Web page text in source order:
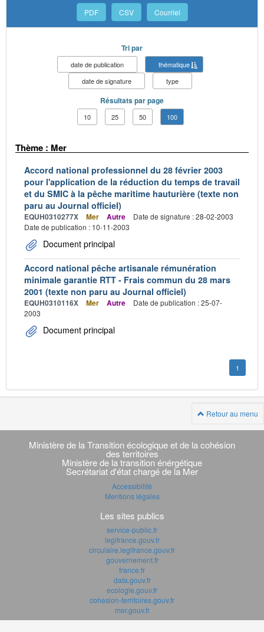
PDF CSV Courriel
Tri par
date de publication
thématique
date de signature
type
Résultats par page
10 25 50 100
Thème : Mer
Accord national professionnel du 28 février 2003
pour l'application de la réduction du temps de travail
et du SMIC à la pêche maritime hauturière (texte non
paru au Journal officiel)
EQUH0310277X Mer Autre
Date de signature : 28-02-2003
Date de publication : 10-11-2003
Document principal
Accord national pêche artisanale rémunération
minimale garantie RTT - Frais commun du 28 mars
2001 (texte non paru au Journal officiel)
EQUH0310116X Mer Autre
Date de publication : 25-07-
2003
Document principal
1
Retour au menu
Navigation
transverse
Ministère de la Transition écologique et de la cohésion
des territoires
Ministère de la transition énérgétique
Secrétariat d'état chargé de la Mer
Accessibilité
Mentions légales
Les sites publics
service-public.fr
legifrance.gouv.fr
circulaire.legifrance.gouv.fr
gouvernement.fr
france.fr
data.gouv.fr
ecologie.gouv.fr
cohesion-territoires.gouv.fr
mer.gouv.fr